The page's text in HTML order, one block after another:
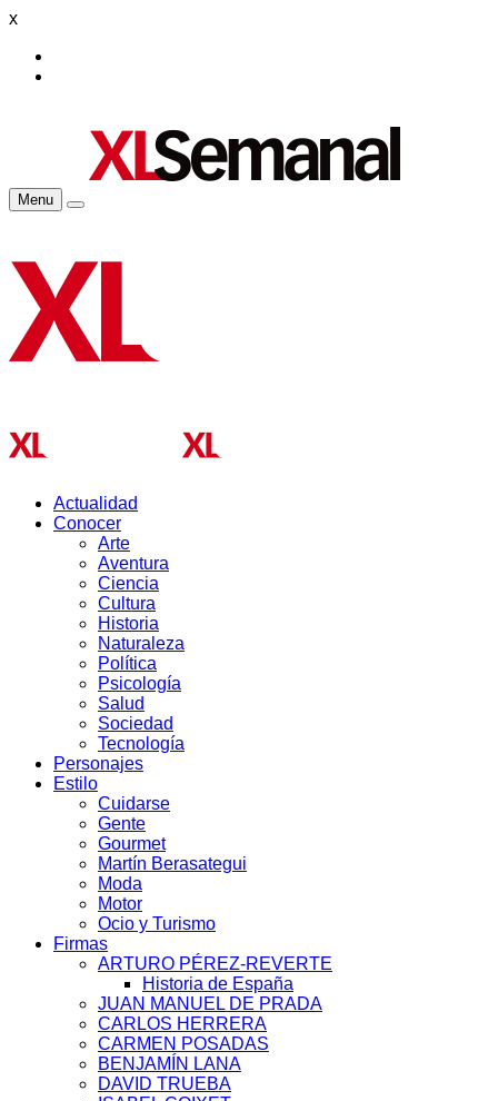
x
Menu
Actualidad
Conocer
Arte
Aventura
Ciencia
Cultura
Historia
Naturaleza
Política
Psicología
Salud
Sociedad
Tecnología
Personajes
Estilo
Cuidarse
Gente
Gourmet
Martín Berasategui
Moda
Motor
Ocio y Turismo
Firmas
ARTURO PÉREZ-REVERTE
Historia de España
JUAN MANUEL DE PRADA
CARLOS HERRERA
CARMEN POSADAS
BENJAMÍN LANA
DAVID TRUEBA